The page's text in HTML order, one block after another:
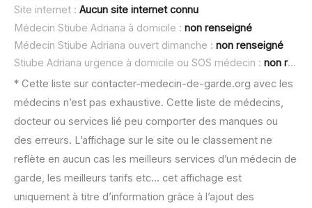
Site internet : Aucun site internet connu
Médecin Stiube Adriana à domicile : non renseigné
Médecin Stiube Adriana ouvert dimanche : non renseigné
Stiube Adriana urgence à domicile ou SOS médecin : non renseigné
* Cette liste sur contacter-medecin-de-garde.org avec les
médecins n’est pas exhaustive. Cette liste de médecins,
docteur ou services lié peu comporter des manques ou
des erreurs. L’affichage sur le site ou le classement ne
reflète en aucun cas les meilleurs services d’un médecin de
garde, les meilleurs tarifs etc… cet affichage est
uniquement à titre d’information grâce à l’ajout des